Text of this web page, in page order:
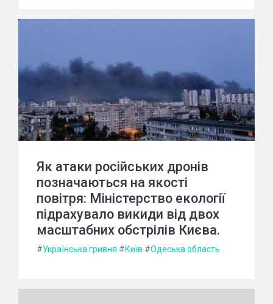
Як атаки російських дронів
позначаються на якості
повітря: Міністерство екології
підрахувало викиди від двох
масштабних обстрілів Києва.
#Українська гривня #Київ #Одеська область